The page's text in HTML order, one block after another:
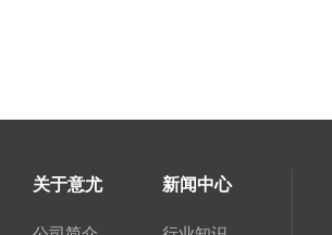
关于意尤 新闻中心